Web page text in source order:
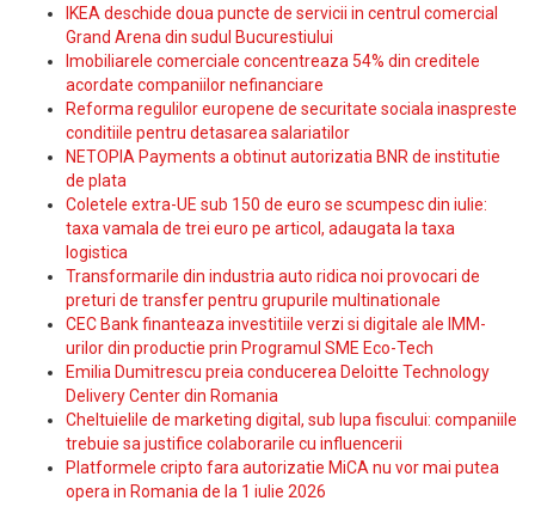
IKEA deschide doua puncte de servicii in centrul comercial
Grand Arena din sudul Bucurestiului
Imobiliarele comerciale concentreaza 54% din creditele
acordate companiilor nefinanciare
Reforma regulilor europene de securitate sociala inaspreste
conditiile pentru detasarea salariatilor
NETOPIA Payments a obtinut autorizatia BNR de institutie
de plata
Coletele extra-UE sub 150 de euro se scumpesc din iulie:
taxa vamala de trei euro pe articol, adaugata la taxa
logistica
Transformarile din industria auto ridica noi provocari de
preturi de transfer pentru grupurile multinationale
CEC Bank finanteaza investitiile verzi si digitale ale IMM-
urilor din productie prin Programul SME Eco-Tech
Emilia Dumitrescu preia conducerea Deloitte Technology
Delivery Center din Romania
Cheltuielile de marketing digital, sub lupa fiscului: companiile
trebuie sa justifice colaborarile cu influencerii
Platformele cripto fara autorizatie MiCA nu vor mai putea
opera in Romania de la 1 iulie 2026